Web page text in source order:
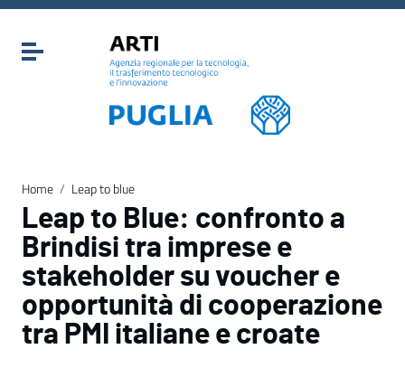
Vai ai contenuti
Vai al menu di navigazione
Vai al footer
Attiva / disattiva la navigazione
Home / Leap to blue
Leap to Blue: confronto a
Brindisi tra imprese e
stakeholder su voucher e
opportunità di cooperazione
tra PMI italiane e croate